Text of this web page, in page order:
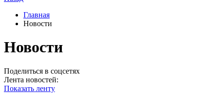
Главная
Новости
Новости
Поделиться в соцсетях
Лента новостей:
Показать ленту